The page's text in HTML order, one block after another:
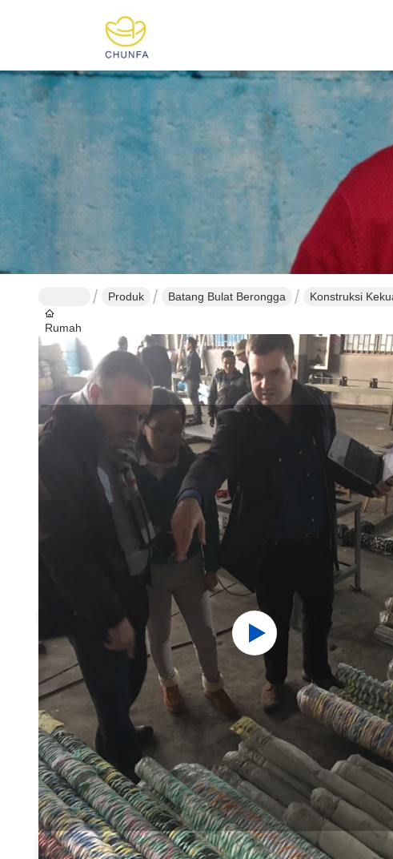
Rumah
Produk Batang Bulat Berongga Konstruksi
Informasi Detail Deskripsi